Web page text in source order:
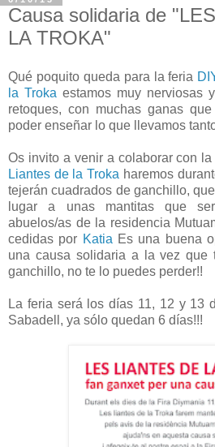
Causa solidaria de
LA TROKA"
Qué poquito queda para la feria
la Troka estamos muy nerviosas
retoques, con muchas ganas
poder enseñar lo que llevamos
Os invito a venir a colaborar con
Liantes de la Troka haremos
tejerán cuadrados de ganchillo,
lugar a unas mantitas que
abuelos/as de la residencia
cedidas por Katia Es una buena
una causa solidaria a la vez que
ganchillo, no te lo puedes perder!!
La feria será los días 11, 12 y 13
Sabadell, ya sólo quedan 6 días!!!